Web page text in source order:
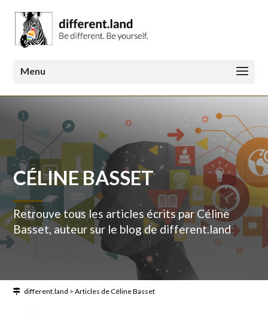
CÉLINE BASSET
Retrouve tous les articles écrits par Céline
Basset, auteur sur le blog de different.land
different.land >Articles de Céline Basset